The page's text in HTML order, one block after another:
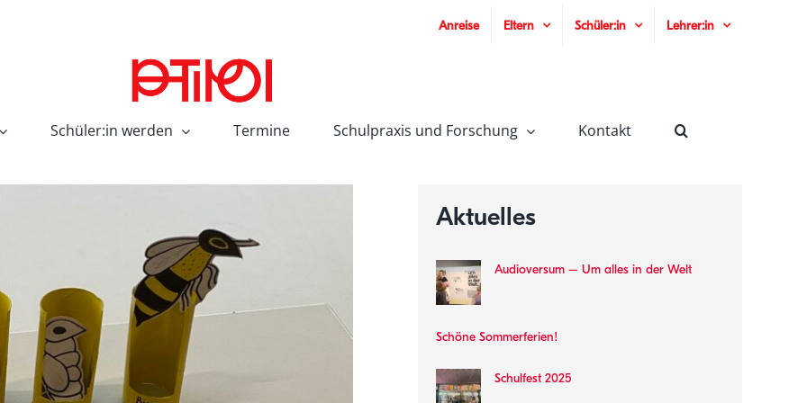
Anreise Eltern Schüler:in Lehrer:in
Schüler:in werden Termine Schulpraxis und Forschung Kontakt
Aktuelles
Audioversum – Um alles in der Welt
Schöne Sommerferien!
Schulfest 2025